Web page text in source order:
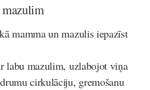
mazulim
mamma un mazulis iepazīst
labu mazulim, uzlabojot viņa
cirkulāciju, gremošanu